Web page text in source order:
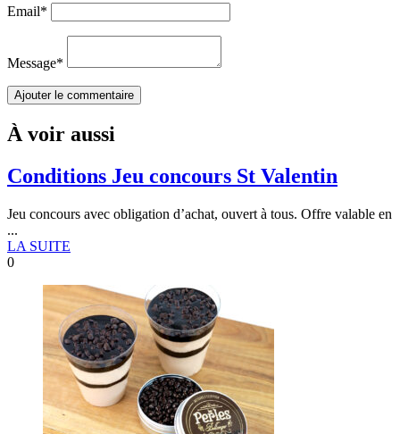
Email*
Message*
À voir aussi
Conditions Jeu concours St Valentin
Jeu concours avec obligation d’achat, ouvert à tous. Offre valable en
...
LA SUITE
0